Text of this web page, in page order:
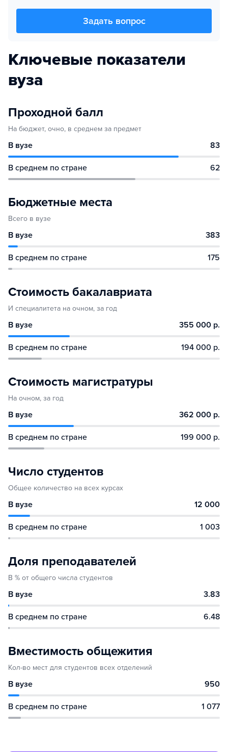
Задать вопрос
Ключевые показатели
вуза
Проходной балл
На бюджет, очно, в среднем за предмет
В вузе 83
В среднем по стране 62
Бюджетные места
Всего в вузе
В вузе 383
В среднем по стране 175
Стоимость бакалавриата
И специалитета на очном, за год
В вузе 355 000 р.
В среднем по стране 194 000 р.
Стоимость магистратуры
На очном, за год
В вузе 362 000 р.
В среднем по стране 199 000 р.
Число студентов
Общее количество на всех курсах
В вузе 12 000
В среднем по стране 1 003
Доля преподавателей
В % от общего числа студентов
В вузе 3.83
В среднем по стране 6.48
Вместимость общежития
Кол-во мест для студентов всех отделений
В вузе 950
В среднем по стране 1 077